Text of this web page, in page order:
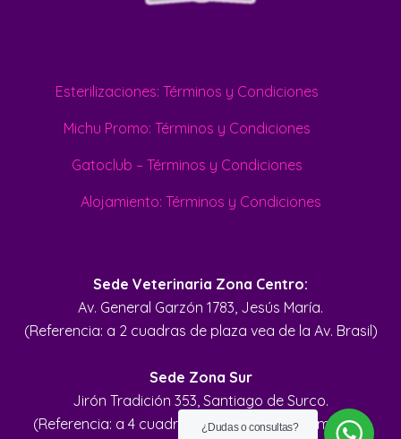
Esterilizaciones: Términos y Condiciones
Michu Promo: Términos y Condiciones
Gatoclub – Términos y Condiciones
Alojamiento: Términos y Condiciones
Sede Veterinaria Zona Centro:
Av. General Garzón 1783, Jesús María.
(Referencia: a 2 cuadras de plaza vea de la Av. Brasil)
Sede Zona Sur
Jirón Tradición 353, Santiago de Surco.
(Referencia: a 4 cuadras del Parque de la Amistad)
¿Dudas o consultas?